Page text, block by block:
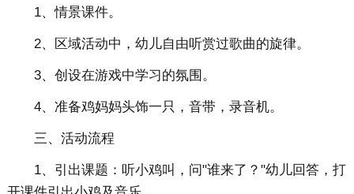
1、情景课件。
2、区域活动中，幼儿自由听赏过歌曲的旋律。
3、创设在游戏中学习的氛围。
4、准备鸡妈妈头饰一只，音带，录音机。
三、活动流程
1、引出课题：听小鸡叫，问"谁来了？"幼儿回答，打